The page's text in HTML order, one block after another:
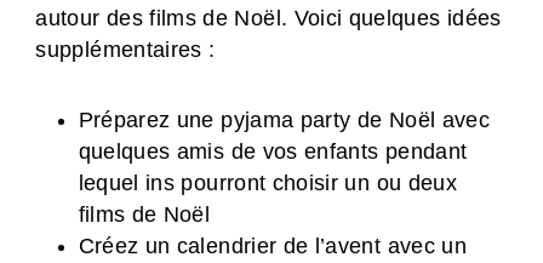
autour des films de Noël. Voici quelques idées
supplémentaires :
Préparez une pyjama party de Noël avec
quelques amis de vos enfants pendant
lequel ins pourront choisir un ou deux
films de Noël
Créez un calendrier de l’avent avec un